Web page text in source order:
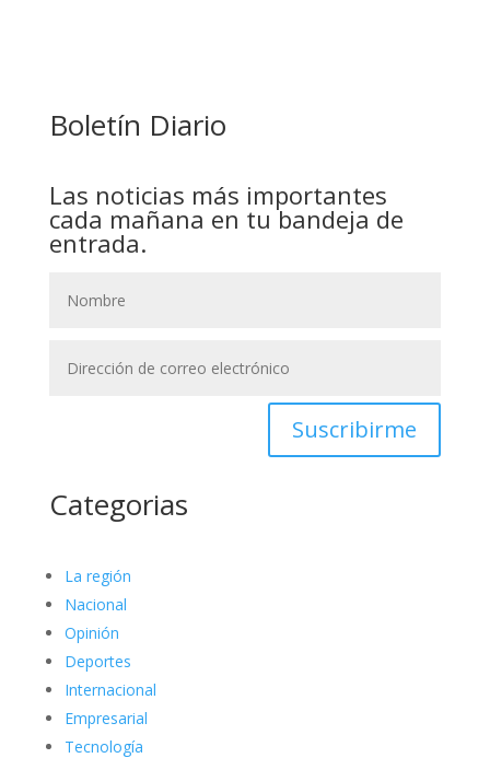
Boletín Diario
Las noticias más importantes
cada mañana en tu bandeja de
entrada.
Suscribirme
Categorias
La región
Nacional
Opinión
Deportes
Internacional
Empresarial
Tecnología